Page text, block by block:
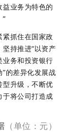
业务为特色的
抓住在国家政
持推进“以资产
务和投资银行
的差异化发展战
升级，不断优
将公司打造成
（单位：元）